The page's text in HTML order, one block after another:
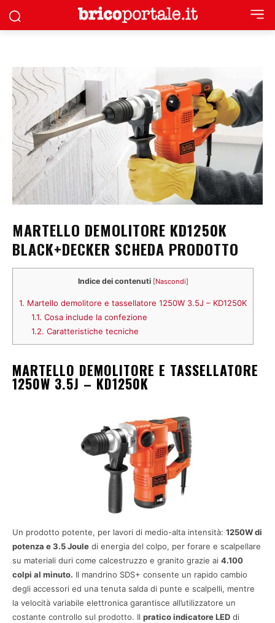
MARTELLO DEMOLITORE KD1250K
BLACK+DECKER SCHEDA PRODOTTO
Indice dei contenuti [Nascondi]
1. Martello demolitore e tassellatore 1250W 3.5J – KD1250K
1.1. Cosa include la confezione
1.2. Caratteristiche tecniche
MARTELLO DEMOLITORE E TASSELLATORE
1250W 3.5J – KD1250K
Un prodotto potente, per lavori di medio-alta intensità: 1250W di
potenza e 3.5 Joule di energia del colpo, per forare e scalpellare
su materiali duri come calcestruzzo e granito grazie ai 4.100
colpi al minuto. Il mandrino SDS+ consente un rapido cambio
degli accessori ed una tenuta salda di punte e scalpelli, mentre
la velocità variabile elettronica garantisce all’utilizzatore un
costante controllo sul prodotto. Il pratico indicatore LED di